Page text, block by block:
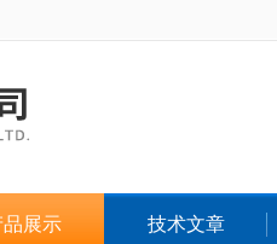
品展示 技术文章